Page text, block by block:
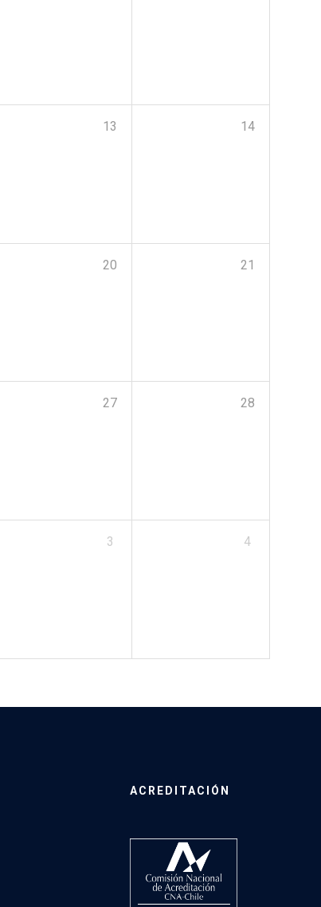
13 14
20 21
27 28
3 4
ACREDITACIÓN